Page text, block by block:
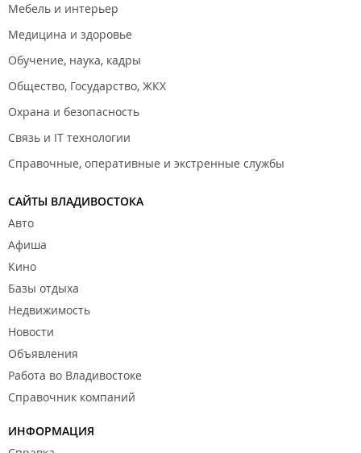
Мебель и интерьер
Медицина и здоровье
Обучение, наука, кадры
Общество, Государство, ЖКХ
Охрана и безопасность
Связь и IT технологии
Справочные, оперативные и экстренные службы
САЙТЫ ВЛАДИВОСТОКА
Авто
Афиша
Кино
Базы отдыха
Недвижимость
Новости
Объявления
Работа во Владивостоке
Справочник компаний
ИНФОРМАЦИЯ